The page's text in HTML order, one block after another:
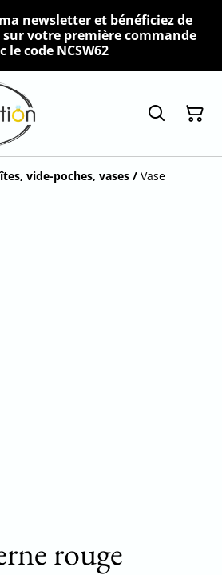
newsletter et bénéficiez de
sur votre première commande
le code NCSW62
vide-poches, vases / Vase
rouge